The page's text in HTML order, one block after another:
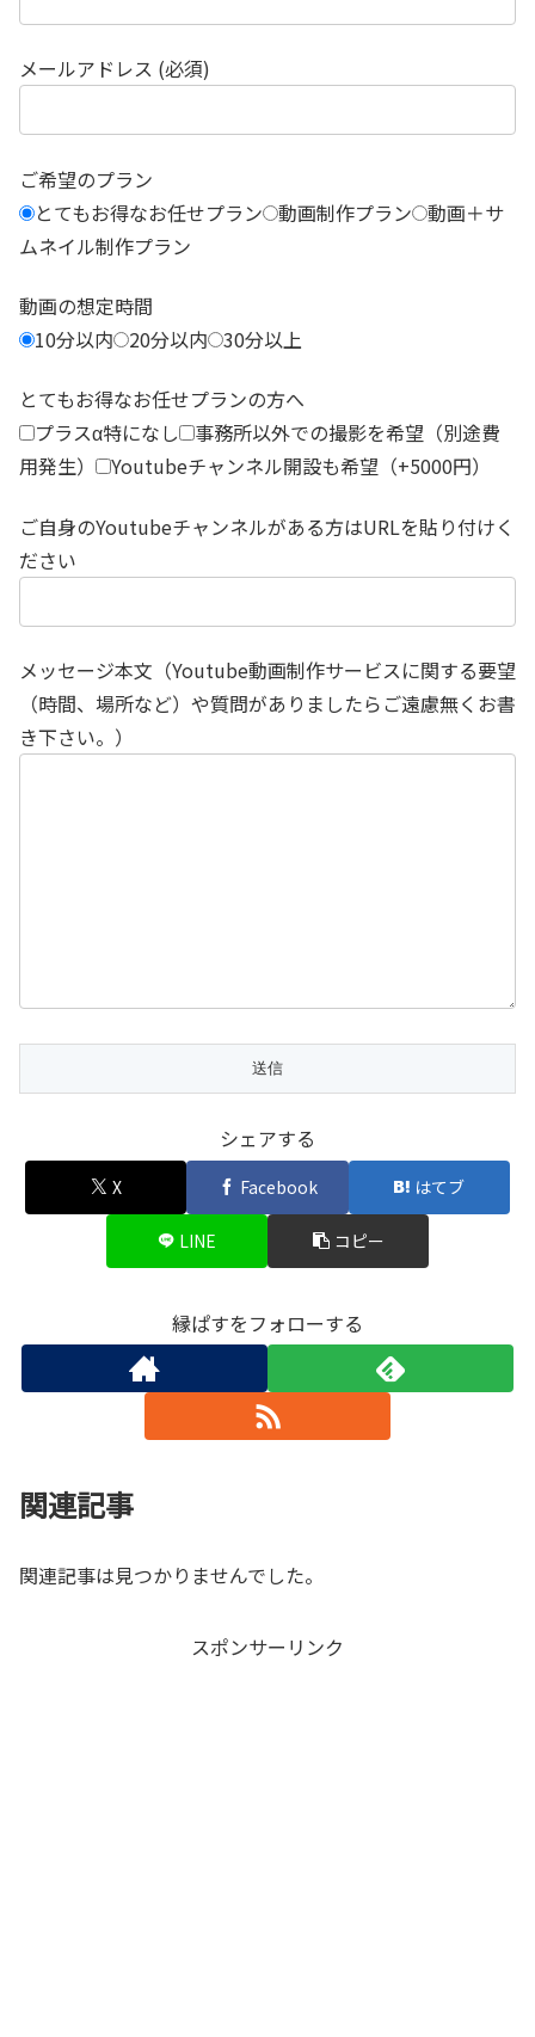
メールアドレス (必須)
ご希望のプラン
とてもお得なお任せプラン 動画制作プラン 動画＋サ
ムネイル制作プラン
動画の想定時間
10分以内
20分以内 30分以上
とてもお得なお任せプランの方へ
プラスα特になし
事務所以外での撮影を希望（別途費
用発生）
Youtubeチャンネル開設も希望（+5000円）
ご自身のYoutubeチャンネルがある方はURLを貼り付けく
ださい
メッセージ本文（Youtube動画制作サービスに関する要望
（時間、場所など）や質問がありましたらご遠慮無くお書
き下さい。）
シェアする
X Facebook はてブ
LINE コピー
縁ぱすをフォローする
関連記事
関連記事は見つかりませんでした。
スポンサーリンク